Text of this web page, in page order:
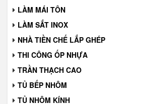
LÀM MÁI TÔN
LÀM SẮT INOX
NHÀ TIỀN CHẾ LẮP GHÉP
THI CÔNG ỐP NHỰA
TRẦN THẠCH CAO
TỦ BẾP NHÔM
TỦ NHÔM KÍNH